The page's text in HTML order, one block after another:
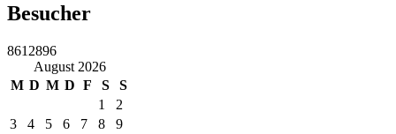
Besucher
8612896
August 2026
M D M D F S S
1
2
3
4 5 6 7 8
9